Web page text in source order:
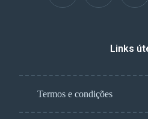
Links
Termos e condições